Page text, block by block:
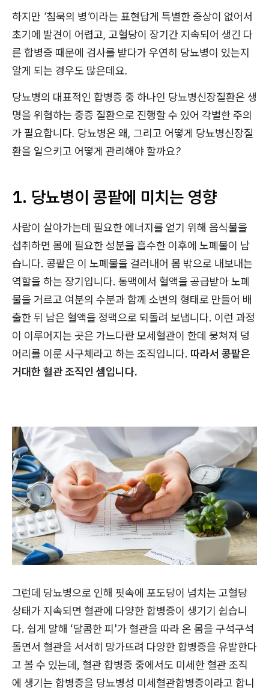
하지만 ‘침묵의 병'이라는 표현답게 특별한 증상이 없어서
초기에 발견이 어렵고, 고혈당이 장기간 지속되어 생긴 다
른 합병증 때문에 검사를 받다가 우연히 당뇨병이 있는지
알게 되는 경우도 많은데요.
당뇨병의 대표적인 합병증 중 하나인 당뇨병신장질환은 생
명을 위협하는 중증 질환으로 진행할 수 있어 각별한 주의
가 필요합니다. 당뇨병은 왜, 그리고 어떻게 당뇨병신장질
환을 일으키고 어떻게 관리해야 할까요?
1. 당뇨병이 콩팥에 미치는 영향
사람이 살아가는데 필요한 에너지를 얻기 위해 음식물을
섭취하면 몸에 필요한 성분을 흡수한 이후에 노폐물이 남
습니다. 콩팥은 이 노폐물을 걸러내어 몸 밖으로 내보내는
역할을 하는 장기입니다. 동맥에서 혈액을 공급받아 노폐
물을 거르고 여분의 수분과 함께 소변의 형태로 만들어 배
출한 뒤 남은 혈액을 정맥으로 되돌려 보냅니다. 이런 과정
이 이루어지는 곳은 가느다란 모세혈관이 한데 뭉쳐져 덩
어리를 이룬 사구체라고 하는 조직입니다. 따라서 콩팥은
거대한 혈관 조직인 셈입니다.
그런데 당뇨병으로 인해 핏속에 포도당이 넘치는 고혈당
상태가 지속되면 혈관에 다양한 합병증이 생기기 쉽습니
다. 쉽게 말해 ‘달콤한 피'가 혈관을 따라 온 몸을 구석구석
돌면서 혈관을 서서히 망가뜨려 다양한 합병증을 유발한다
고 볼 수 있는데, 혈관 합병증 중에서도 미세한 혈관 조직
에 생기는 합병증을 당뇨병성 미세혈관합병증이라고 합니